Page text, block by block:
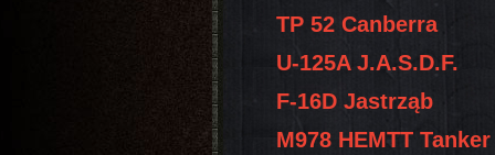
TP 52 Canberra
U-125A J.A.S.D.F.
F-16D Jastrząb
M978 HEMTT Tanker